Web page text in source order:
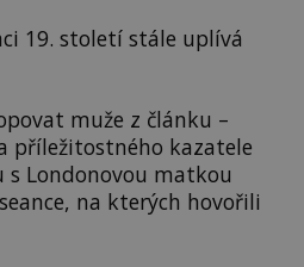
19. století stále uplívá
muže z článku –
příležitostného kazatele
s Londonovou matkou
na kterých hovořili